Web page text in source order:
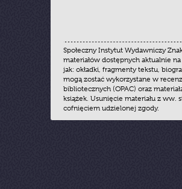
Społeczny Instytut Wydawniczy
materiałów dostępnych aktualnie
jak: okładki, fragmenty tekstu,
mogą zostać wykorzystane w
bibliotecznych (OPAC) oraz
książek. Usunięcie materiału z
cofnięciem udzielonej zgody.